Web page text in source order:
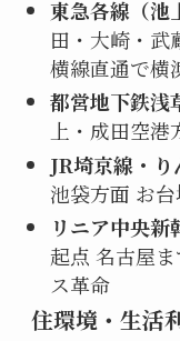
東急各線（池
田・大崎・武
横線直通で横
都営地下鉄浅
上・成田空
JR埼京線・
池袋方面 お
リニア中央新
起点 名古屋
ス革命
住環境・生活